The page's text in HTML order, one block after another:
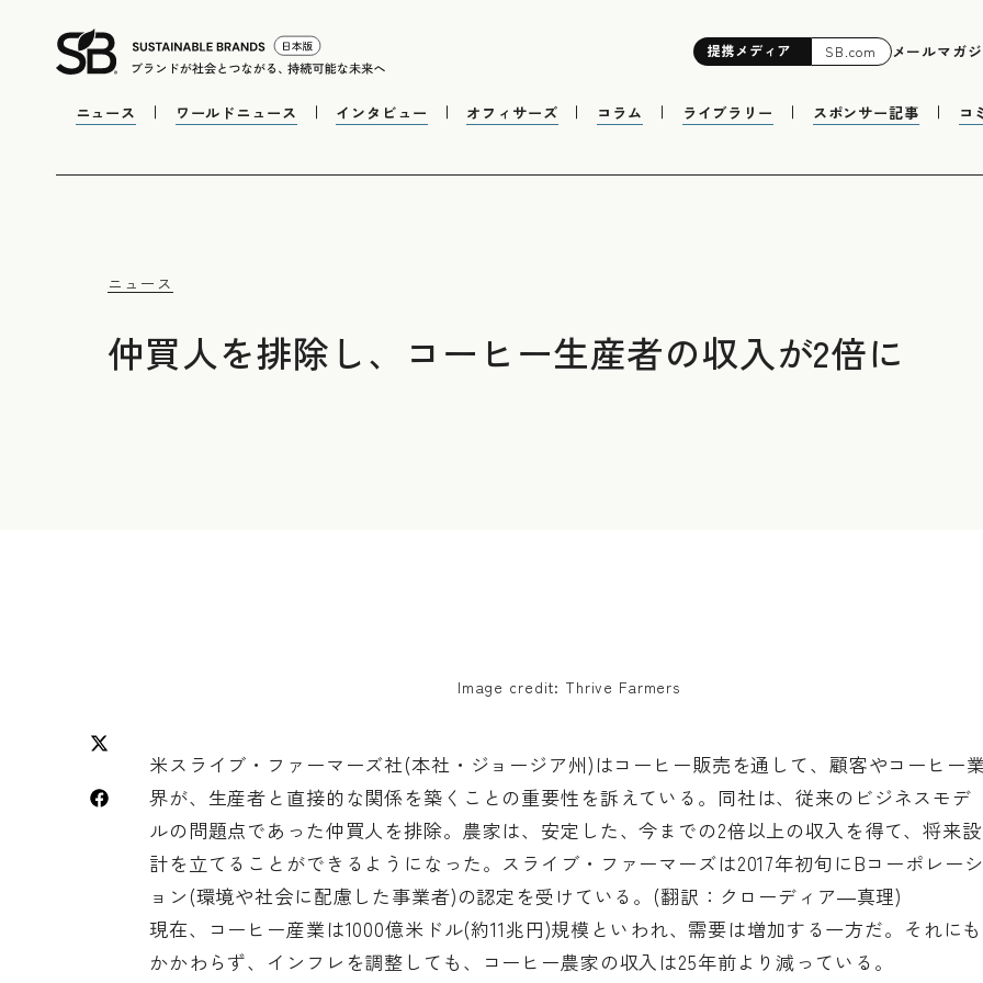
提携メディア SB.com メールマガ
ニュース ワールドニュース インタビュー オフィサーズ コラム ライブラリー スポンサー記事 コ
ニュース
仲買人を排除し、コーヒー生産者の収入が2倍に
Image credit: Thrive Farmers
米スライブ・ファーマーズ社(本社・ジョージア州)はコーヒー販売を通して、顧客やコーヒー
界が、生産者と直接的な関係を築くことの重要性を訴えている。同社は、従来のビジネスモデ
ルの問題点であった仲買人を排除。農家は、安定した、今までの2倍以上の収入を得て、将来設
計を立てることができるようになった。スライブ・ファーマーズは2017年初旬にBコーポレーシ
ョン(環境や社会に配慮した事業者)の認定を受けている。(翻訳：クローディア―真理)
現在、コーヒー産業は1000億米ドル(約11兆円)規模といわれ、需要は増加する一方だ。それにも
かかわらず、インフレを調整しても、コーヒー農家の収入は25年前より減っている。